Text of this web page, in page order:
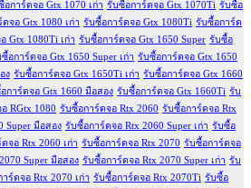
อการ์ดจอ Gtx 1070 เก่า รับซื้อการ์ดจอ Gtx 1070Ti รับซื้อ
จอ Gtx 1080 เก่า รับซื้อการ์ดจอ Gtx 1080Ti รับซื้อการ์ด
Gtx 1080Ti เก่า รับซื้อการ์ดจอ Gtx 1650 Super รับซื้อ
อการ์ดจอ Gtx 1650 Super เก่า รับซื้อการ์ดจอ Gtx 1650
ง รับซื้อการ์ดจอ Gtx 1650Ti เก่า รับซื้อการ์ดจอ Gtx 1660
การ์ดจอ Gtx 1660 มือสอง รับซื้อการ์ดจอ Gtx 1660Ti รับ
RGtx 1080 รับซื้อการ์ดจอ Rtx 2060 รับซื้อการ์ดจอ Rtx
Super มือสอง รับซื้อการ์ดจอ Rtx 2060 Super เก่า รับซื้อ
จอ Rtx 2060 เก่า รับซื้อการ์ดจอ Rtx 2070 รับซื้อการ์ดจอ
Super มือสอง รับซื้อการ์ดจอ Rtx 2070 Super เก่า รับ
ร์ดจอ Rtx 2070 เก่า รับซื้อการ์ดจอ Rtx 2070Ti รับซื้อ